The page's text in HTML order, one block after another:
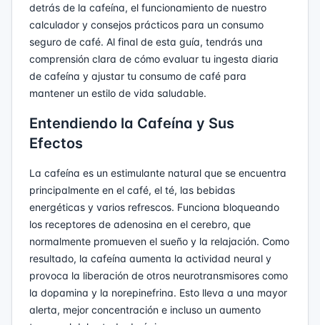
detrás de la cafeína, el funcionamiento de nuestro
calculador y consejos prácticos para un consumo
seguro de café. Al final de esta guía, tendrás una
comprensión clara de cómo evaluar tu ingesta diaria
de cafeína y ajustar tu consumo de café para
mantener un estilo de vida saludable.
Entendiendo la Cafeína y Sus
Efectos
La cafeína es un estimulante natural que se encuentra
principalmente en el café, el té, las bebidas
energéticas y varios refrescos. Funciona bloqueando
los receptores de adenosina en el cerebro, que
normalmente promueven el sueño y la relajación. Como
resultado, la cafeína aumenta la actividad neural y
provoca la liberación de otros neurotransmisores como
la dopamina y la norepinefrina. Esto lleva a una mayor
alerta, mejor concentración e incluso un aumento